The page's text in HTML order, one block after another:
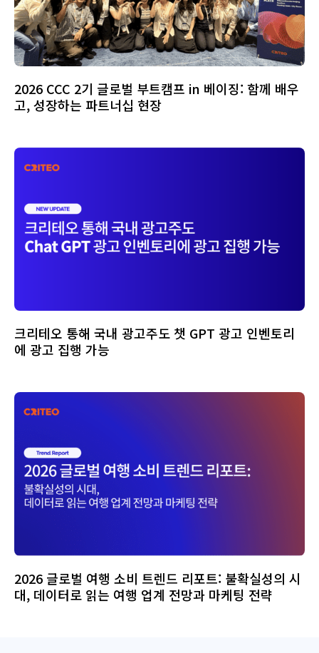
2026 CCC 2기 글로벌 부트캠프 in 베이징: 함께 배우
고, 성장하는 파트너십 현장
크리테오 통해 국내 광고주도 챗 GPT 광고 인벤토리
에 광고 집행 가능
2026 글로벌 여행 소비 트렌드 리포트: 불확실성의 시
대, 데이터로 읽는 여행 업계 전망과 마케팅 전략